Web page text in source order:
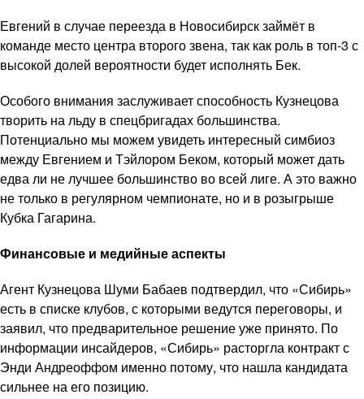
Евгений в случае переезда в Новосибирск займёт в
команде место центра второго звена, так как роль в топ-3 с
высокой долей вероятности будет исполнять Бек.
Особого внимания заслуживает способность Кузнецова
творить на льду в спецбригадах большинства.
Потенциально мы можем увидеть интересный симбиоз
между Евгением и Тэйлором Беком, который может дать
едва ли не лучшее большинство во всей лиге. А это важно
не только в регулярном чемпионате, но и в розыгрыше
Кубка Гагарина.
Финансовые и медийные аспекты
Агент Кузнецова Шуми Бабаев подтвердил, что «Сибирь»
есть в списке клубов, с которыми ведутся переговоры, и
заявил, что предварительное решение уже принято. По
информации инсайдеров, «Сибирь» расторгла контракт с
Энди Андреоффом именно потому, что нашла кандидата
сильнее на его позицию.